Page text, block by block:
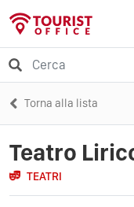
Torna alla lista
Teatro
TEATRI